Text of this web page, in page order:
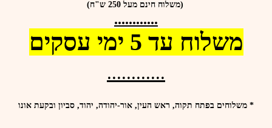
(משלוח חינם מעל 250 ש"ח)
............
משלוח עד 5 ימי עסקים
............
* משלוחים בפתח תקוה, ראש העין, אור-יהודה, יהוד, סביון ובקעת אונו